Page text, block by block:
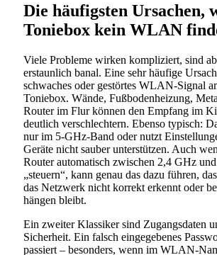
Die häufigsten Ursachen,
Toniebox kein WLAN
Viele Probleme wirken kompliziert, sind
erstaunlich banal. Eine sehr häufige
schwaches oder gestörtes WLAN-Signal
Toniebox. Wände, Fußbodenheizung,
Router im Flur können den Empfang im
deutlich verschlechtern. Ebenso typisch:
nur im 5-GHz-Band oder nutzt
Geräte nicht sauber unterstützen. Auch
Router automatisch zwischen 2,4 GHz
„steuern“, kann genau das dazu führen,
das Netzwerk nicht korrekt erkennt oder
hängen bleibt.
Ein zweiter Klassiker sind Zugangsdaten
Sicherheit. Ein falsch eingegebenes
passiert – besonders, wenn im WLAN-